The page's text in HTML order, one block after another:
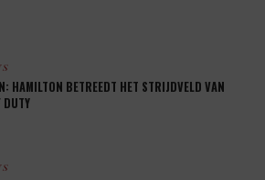
HAMILTON BETREEDT HET STRIJDVELD VAN
DUTY